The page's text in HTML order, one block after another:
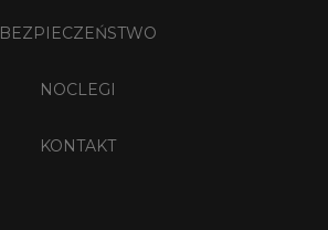
BEZPIECZEŃSTWO
NOCLEGI
KONTAKT